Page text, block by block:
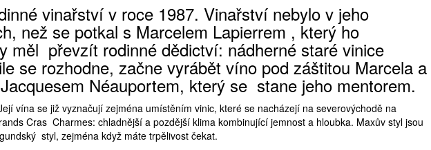
vinařství v roce 1987. Vinařství nebylo v jeho
než se potkal s Marcelem Lapierrem , který ho
měl převzít rodinné dědictví: nádherné staré vinice
se rozhodne, začne vyrábět víno pod záštitou Marcela a
Néauportem, který se stane jeho mentorem.
vína se již vyznačují zejména umístěním vinic, které se nacházejí na severovýchodě na
Cras Charmes: chladnější a pozdější klima kombinující jemnost a hloubka. Maxův styl jsou
styl, zejména když máte trpělivost čekat.